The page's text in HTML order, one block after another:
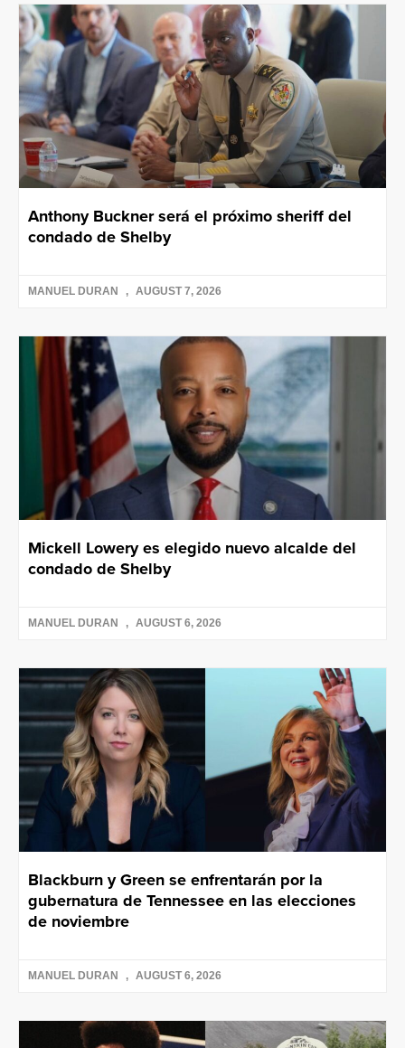
Anthony Buckner será el próximo sheriff del
condado de Shelby
MANUEL DURAN AUGUST 7, 2026
Mickell Lowery es elegido nuevo alcalde del
condado de Shelby
MANUEL DURAN AUGUST 6, 2026
Blackburn y Green se enfrentarán por la
gubernatura de Tennessee en las elecciones
de noviembre
MANUEL DURAN AUGUST 6, 2026